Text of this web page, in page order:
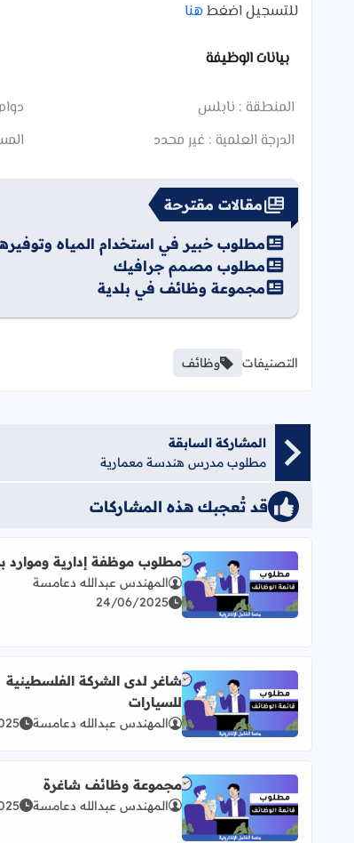
للتسجيل اضغطهنا
بيانات الوظيفة
المنطقة : نابلس
الدرجة العلمية : غير محدد
مقالات مقترحة
مطلوب خبير في استخدام المياه
مطلوب مصمم جرافيك
مجموعة وظائف في بلدية
التصنيفات وظائف
المشاركة السابقة
مطلوب مدرس هندسة معمارية
قد تُعجبك هذه المشاركات
اقرأ المزيد عن مطلوب موظفة إدارية وموارد
مطلوب موظفة إدارية وموارد
المهندس عبدالله دعامسة
24/06/2025
اقرأ المزيد عن شاغر لدى الشركة الفلسطينية
شاغر لدى الشركة الفلسطينية
للسيارات
المهندس عبدالله دعامسة
اقرأ المزيد عن مجموعة وظائف شاغرة
مجموعة وظائف شاغرة
المهندس عبدالله دعامسة